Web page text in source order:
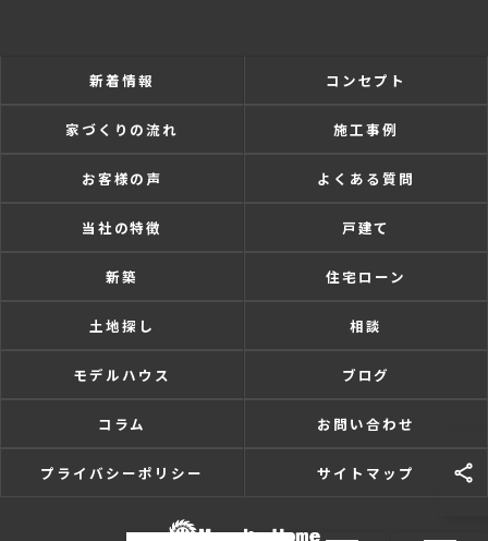
新着情報 コンセプト
家づくりの流れ 施工事例
お客様の声 よくある質問
当社の特徴 戸建て
新築 住宅ローン
土地探し 相談
モデルハウス ブログ
コラム お問い合わせ
プライバシーポリシー サイトマップ